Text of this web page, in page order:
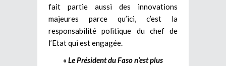
fait partie aussi des innovations
majeures parce qu’ici, c’est la
responsabilité politique du chef de
l’Etat qui est engagée.
« Le Président du Faso n’est plus